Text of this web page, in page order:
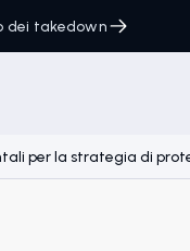
dei takedown
per la strategia di